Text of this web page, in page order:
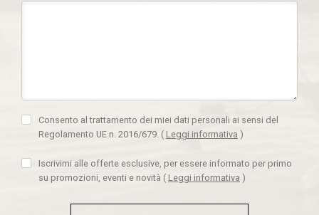
Consento al trattamento dei miei dati personali ai sensi del
Regolamento UE n. 2016/679. ( Leggi informativa )
Iscrivimi alle offerte esclusive, per essere informato per primo
su promozioni, eventi e novità ( Leggi informativa )